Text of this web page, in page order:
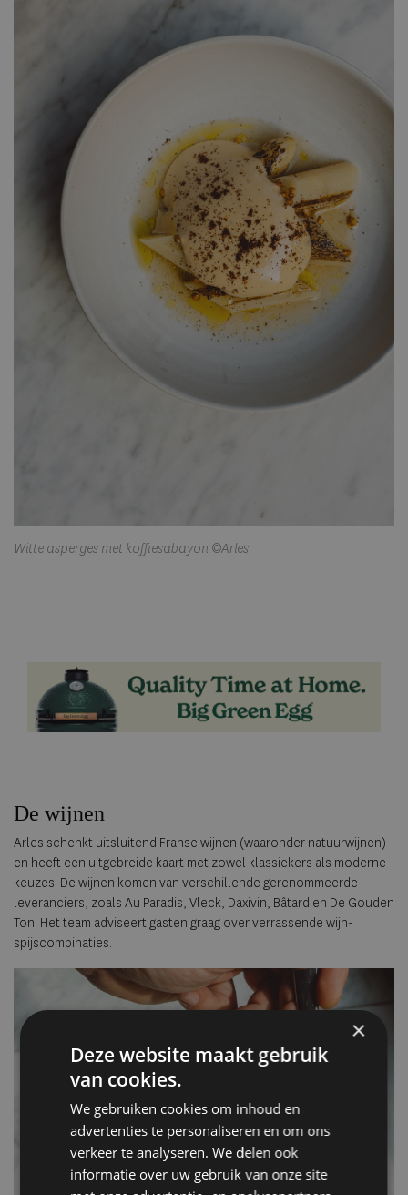
Witte asperges met koffiesabayon ©Arles
De wijnen
Arles schenkt uitsluitend Franse wijnen (waaronder natuurwijnen)
en heeft een uitgebreide kaart met zowel klassiekers als moderne
keuzes. De wijnen komen van verschillende gerenommeerde
leveranciers, zoals Au Paradis, Vleck, Daxivin, Bâtard en De Gouden
Ton. Het team adviseert gasten graag over verrassende wijn-
spijscombinaties.
×
Deze website maakt gebruik
van cookies.
We gebruiken cookies om inhoud en
advertenties te personaliseren en om ons
verkeer te analyseren. We delen ook
informatie over uw gebruik van onze site